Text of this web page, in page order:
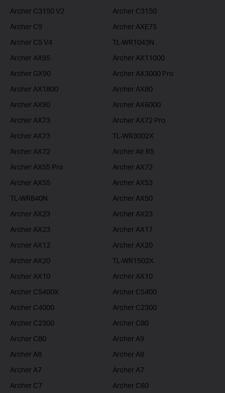
Archer C3150 V2
Archer C3150
Archer C9
Archer AXE75
Archer C5 V4
TL-WR1043N
Archer AX95
Archer AX11000
Archer GX90
Archer AX3000 Pro
Archer AX1800
Archer AX80
Archer AX90
Archer AX6000
Archer AX73
Archer AX72 Pro
Archer AX73
TL-WR3002X
Archer AX72
Archer Air R5
Archer AX55 Pro
Archer AX72
Archer AX55
Archer AX53
TL-WR840N
Archer AX50
Archer AX23
Archer AX23
Archer AX23
Archer AX17
Archer AX12
Archer AX20
Archer AX20
TL-WR1502X
Archer AX10
Archer AX10
Archer C5400X
Archer C5400
Archer C4000
Archer C2300
Archer C2300
Archer C80
Archer C80
Archer A9
Archer A8
Archer A8
Archer A7
Archer A7
Archer C7
Archer C60